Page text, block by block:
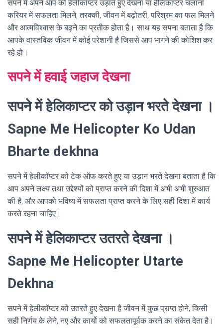
सपने में अपने आप को हेलीकॉप्टर उड़ाते हुए देखना या हेलिकाप्टर चलाना
करियर में सफलता मिलने, तरक्की, जीवन में बढ़ोतरी, परिश्रम का फल मिलने
और आत्मविश्वास के बढ़ने का प्रतीक होता है। साथ यह सपना बताता है कि
आपके वास्तविक जीवन में कोई परेशानी है जिससे आप भागने की कोशिश कर
रहे हो।
सपने में हवाई जहाज देखना
सपने में हेलिकाप्टर को उड़ान भरते देखना ।
Sapne Me Helicopter Ko Udan
Bharte dekhna
सपने में हेलीकॉप्टर को टेक ऑफ करते हुए या उड़ान भरते देखना बताता है कि
आप अपने लक्ष्य तथा उद्देश्यों को प्राप्त करने की दिशा में अभी अभी शुरुआत
की है, और आपको भविष्य में सफलता प्राप्त करने के लिए सही दिशा में कार्य
करते रहना चाहिए।
सपने में हेलिकाप्टर उतरते देखना ।
Sapne Me Helicopter Utarte
Dekhna
सपने में हेलीकॉप्टर को उतरते हुए देखना है जीवन में कुछ प्राप्त होने, किसी
सही निर्णय के लेने, नए और कार्यो को सफलतापूर्वक करने का संकेत देता है।